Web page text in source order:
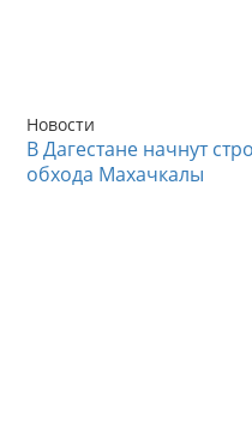
Новости
В Дагестане начнут
обхода Махачкалы